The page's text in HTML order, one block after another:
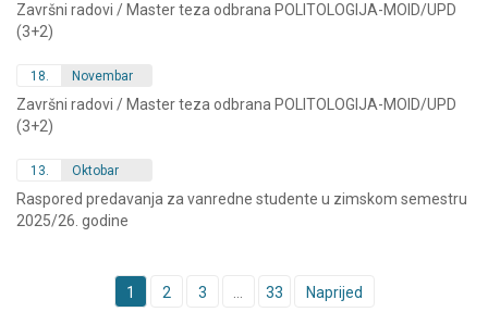
Završni radovi / Master teza odbrana POLITOLOGIJA-MOID/UPD
(3+2)
18. Novembar
Završni radovi / Master teza odbrana POLITOLOGIJA-MOID/UPD
(3+2)
13. Oktobar
Raspored predavanja za vanredne studente u zimskom semestru
2025/26. godine
1 2 3 33 Naprijed